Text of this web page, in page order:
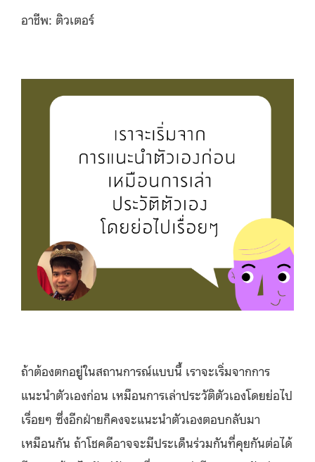
อาชีพ: ติวเตอร์
ถ้าต้องตกอยู่ในสถานการณ์แบบนี้ เราจะเริ่มจากการ
แนะนำตัวเองก่อน เหมือนการเล่าประวัติตัวเองโดยย่อไป
เรื่อยๆ ซึ่งอีกฝ่ายก็คงจะแนะนำตัวเองตอบกลับมา
เหมือนกัน ถ้าโชคดีอาจจะมีประเด็นร่วมกันที่คุยกันต่อได้